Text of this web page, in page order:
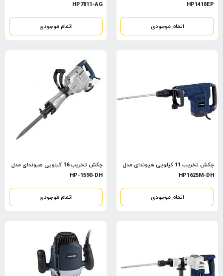
HP1418EP
اتمام موجودی
HP7811-AG
اتمام موجودی
چکش تخریب 11 کیلویی هیوندای مدل
HP1625M-DH
اتمام موجودی
چکش تخریب 16 کیلویی هیوندای مدل
HP-1590-DH
اتمام موجودی